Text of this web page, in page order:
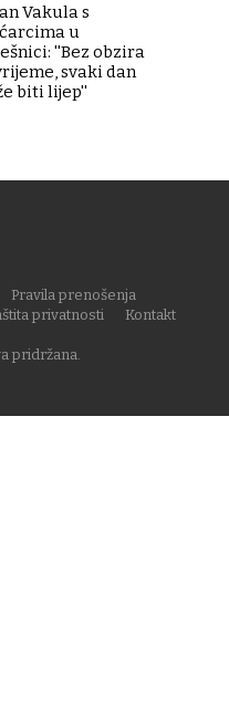
Vakula s
u
''Bez obzira
svaki dan
biti lijep''
pridržana.
Pravila prenošenja
privatnosti
Kontakt